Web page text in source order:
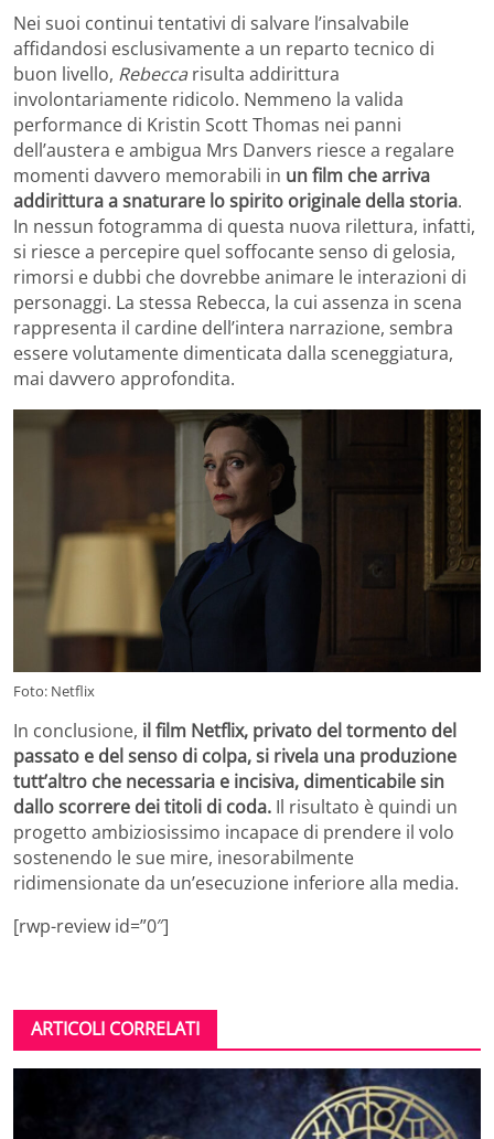
Nei suoi continui tentativi di salvare l’insalvabile
affidandosi esclusivamente a un reparto tecnico di
buon livello, Rebecca risulta addirittura
involontariamente ridicolo. Nemmeno la valida
performance di Kristin Scott Thomas nei panni
dell’austera e ambigua Mrs Danvers riesce a regalare
momenti davvero memorabili in un film che arriva
addirittura a snaturare lo spirito originale della storia.
In nessun fotogramma di questa nuova rilettura, infatti,
si riesce a percepire quel soffocante senso di gelosia,
rimorsi e dubbi che dovrebbe animare le interazioni di
personaggi. La stessa Rebecca, la cui assenza in scena
rappresenta il cardine dell’intera narrazione, sembra
essere volutamente dimenticata dalla sceneggiatura,
mai davvero approfondita.
Foto: Netflix
In conclusione, il film Netflix, privato del tormento del
passato e del senso di colpa, si rivela una produzione
tutt’altro che necessaria e incisiva, dimenticabile sin
dallo scorrere dei titoli di coda. Il risultato è quindi un
progetto ambiziosissimo incapace di prendere il volo
sostenendo le sue mire, inesorabilmente
ridimensionate da un’esecuzione inferiore alla media.
[rwp-review id=”0″]
ARTICOLI CORRELATI